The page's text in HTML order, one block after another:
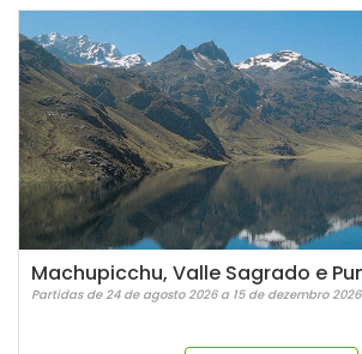
Partidas de 24 de agosto 2026 a 15 de dezembro 2026